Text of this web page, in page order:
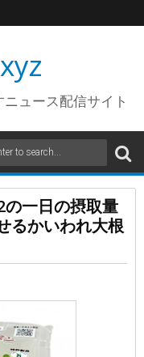
ュース配信サイト
一日の摂取量
るかいわれ大根